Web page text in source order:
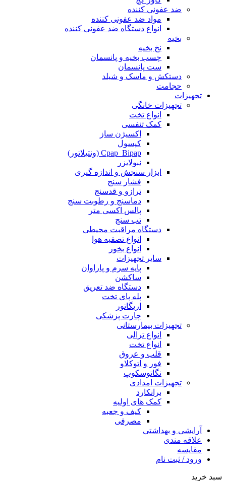
ضد عفونی کننده
مواد ضد عفونی کننده
انواع دستگاه ضد عفونی کننده
بخیه
نخ بخیه
چسب بخیه و پانسمان
ست پانسمان
دستکش و ماسک و شیلد
حجامت
تجهیزات
تجهیزات خانگی
انواع تخت
کمک تنفسی
اکسیژن ساز
کپسول
Cpap_Bipap (ونتیلاتور)
نبولایزر
ابزار سنجش و اندازه گیری
فشار سنج
ترازو و قدسنج
دماسنج و رطوبت سنج
پالس اکسی متر
تب سنج
دستگاه مراقبت محیطی
انواع تصفیه هوا
انواع بخور
سایر تجهیزات
پایه سرم و پاراوان
ساکشن
دستگاه ضد تعریق
پله پای تخت
اریگاتور
چارت پزشکی
تجهیزات بیمارستانی
انواع ترالی
انواع تخت
قلب و عروق
فور و اتوکلاو
نگاتوسکوپ
تجهیزات امدادی
برانکارد
کمک های اولیه
کیف و جعبه
مصرفی
آرایشی و بهداشتی
علاقه مندی
مقایسه
ورود / ثبت نام
سبد خرید